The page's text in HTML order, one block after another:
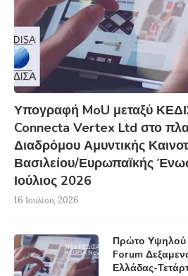
Υπογραφή MoU μεταξύ
Connecta Vertex Ltd στο
Διαδρόμου Αμυντικής
Βασιλείου/Ευρωπαϊκής
Ιούλιος 2026
16 Ιουλίου, 2026
Πρώτο Υψηλού
Forum
Ελλάδας-